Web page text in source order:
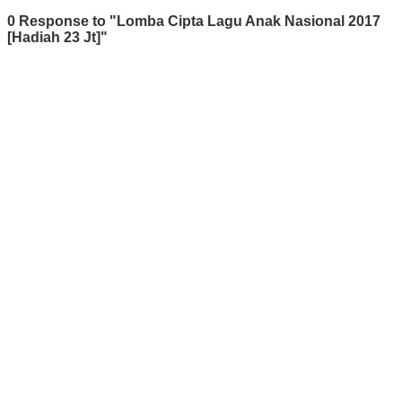
0 Response to "Lomba Cipta Lagu Anak Nasional 2017
[Hadiah 23 Jt]"